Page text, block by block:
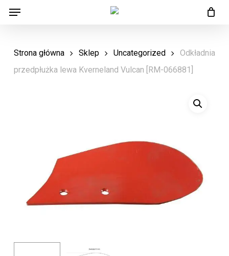
Skip
content
Menu
Strona główna Sklep Uncategorized
Odkładnia
przedpłużka lewa Kverneland Vulcan [RM-066881]
Menu